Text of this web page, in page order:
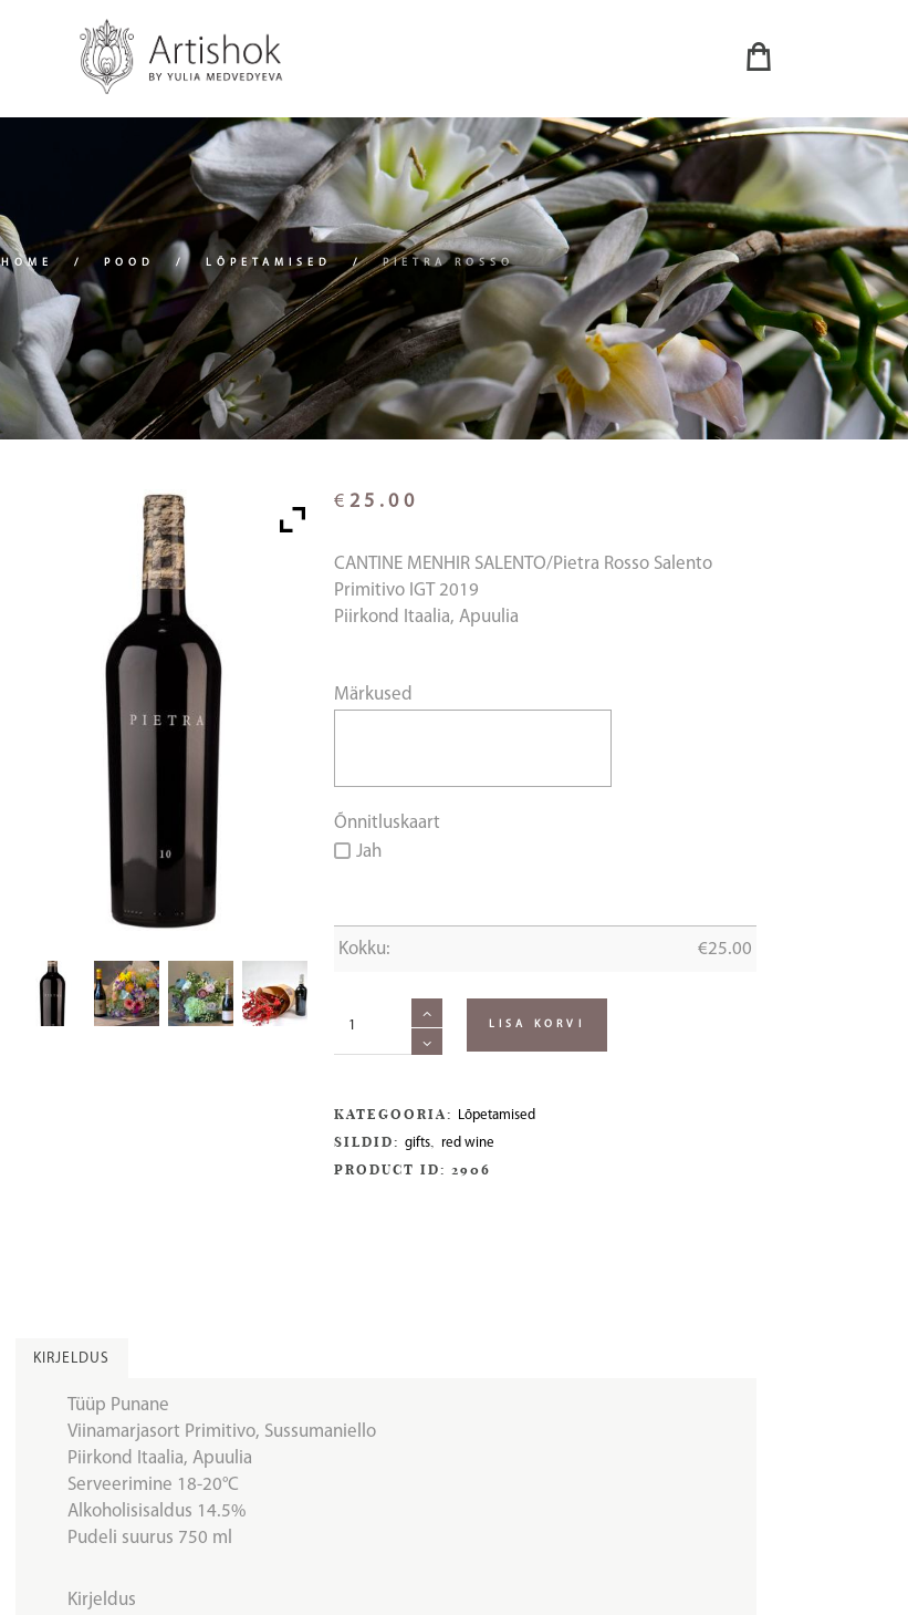
HOME POOD LÕPETAMISED PIETRA ROSSO
€ 25.00
CANTINE MENHIR SALENTO/Pietra Rosso Salento
Primitivo IGT 2019
Piirkond Itaalia, Apuulia
Märkused
Õnnitluskaart
Jah
Kokku: €25.00
LISA KORVI
KATEGOORIA: Lõpetamised
SILDID:gifts ,red wine
PRODUCT ID:2906
KIRJELDUS
Tüüp Punane
Viinamarjasort Primitivo, Sussumaniello
Piirkond Itaalia, Apuulia
Serveerimine 18-20°C
Alkoholisisaldus 14.5%
Pudeli suurus 750 ml
Kirjeldus